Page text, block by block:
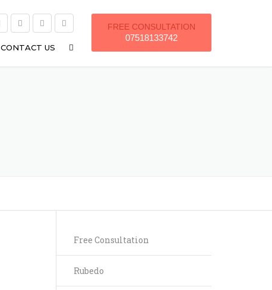
FREE CONSULTATION
07518133742
CONTACT US
Free Consultation
Rubedo